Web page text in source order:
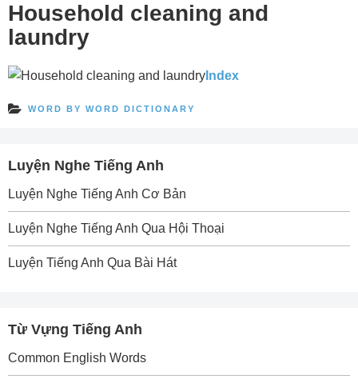
Household cleaning and
laundry
Index
WORD BY WORD DICTIONARY
Luyện Nghe Tiếng Anh
Luyện Nghe Tiếng Anh Cơ Bản
Luyện Nghe Tiếng Anh Qua Hội Thoại
Luyện Tiếng Anh Qua Bài Hát
Từ Vựng Tiếng Anh
Common English Words